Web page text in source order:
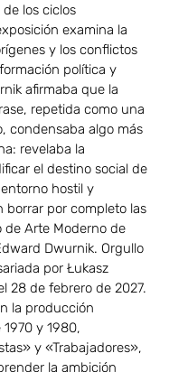
los ciclos
examina la
y los conflictos
política y
afirmaba que la
repetida como una
condensaba algo más
revelaba la
el destino social de
hostil y
borrar por completo las
de Arte Moderno de
Dwurnik. Orgullo
por Łukasz
28 de febrero de 2027.
la producción
y 1980,
y «Trabajadores»,
la ambición